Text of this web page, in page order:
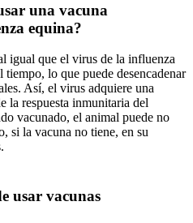
una vacuna
equina?
igual que el virus de la influenza
lo que puede desencadenar
Así, el virus adquiere una
la respuesta inmunitaria del
vacunado, el animal puede no
si la vacuna no tiene, en su
usar vacunas